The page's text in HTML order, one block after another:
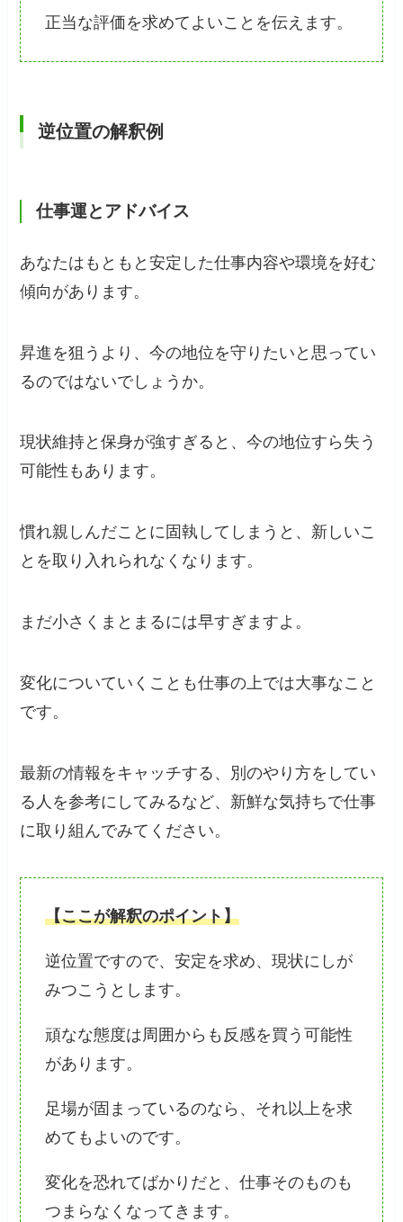
正当な評価を求めてよいことを伝えます。
逆位置の解釈例
仕事運と アドバイス
あなたはもともと安定した仕事内容や環境を好む
傾向があります。
昇進を狙うより、今の地位を守りたいと思ってい
るのではないでしょうか。
現状維持と保身が強すぎると、今の地位すら失う
可能性もあります。
慣れ親しんだことに固執してしまうと、新しいこ
とを取り入れられなくなります。
まだ小さくまとまるには早すぎますよ。
変化についていくことも仕事の上では大事なこと
です。
最新の情報をキャッチする、別のやり方をしてい
る人を参考にしてみるなど、新鮮な気持ちで仕事
に取り組んでみてください。
【ここが解釈のポイント】
逆位置ですので、安定を求め、現状にしが
みつこうとします。
頑なな態度は周囲からも反感を買う可能性
があります。
足場が固まっているのなら、それ以上を求
めてもよいのです。
変化を恐れてばかりだと、仕事そのものも
つまらなくなってきます。